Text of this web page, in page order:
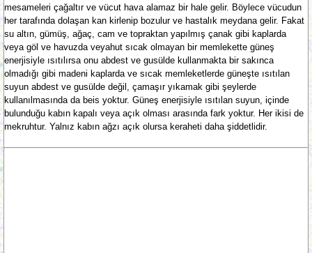
mesameleri çağaltır ve vücut hava alamaz bir hale gelir. Böylece vücudun
her tarafında dolaşan kan kirlenip bozulur ve hastalık meydana gelir. Fakat
su altın, gümüş, ağaç, cam ve topraktan yapılmış çanak gibi kaplarda
veya göl ve havuzda veyahut sıcak olmayan bir memlekette güneş
enerjisiyle ısıtılırsa onu abdest ve gusülde kullanmakta bir sakınca
olmadığı gibi madeni kaplarda ve sıcak memleketlerde güneşte ısıtılan
suyun abdest ve gusülde değil, çamaşır yıkamak gibi şeylerde
kullanılmasında da beis yoktur. Güneş enerjisiyle ısıtılan suyun, içinde
bulunduğu kabın kapalı veya açık olması arasında fark yoktur. Her ikisi de
mekruhtur. Yalnız kabın ağzı açık olursa keraheti daha şiddetlidir.